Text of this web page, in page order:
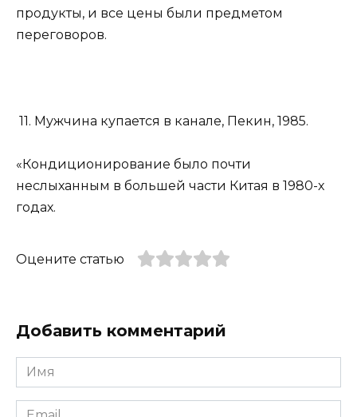
продукты, и все цены были предметом
переговоров.
11. Мужчина купается в канале, Пекин, 1985.
«Кондиционирование было почти
неслыханным в большей части Китая в 1980-х
годах.
Оцените статью
Добавить комментарий
Имя
*
Email